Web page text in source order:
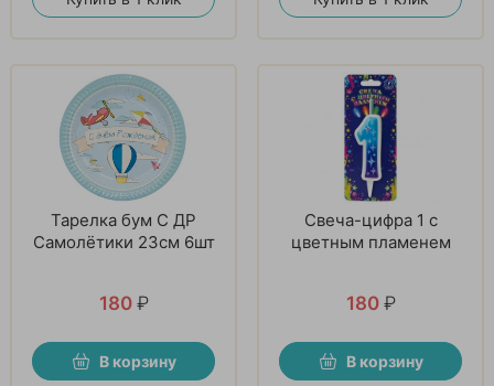
Тарелка бум С ДР
Самолётики 23см 6шт
180 ₽
В корзину
Свеча-цифра 1 с
цветным пламенем
180 ₽
В корзину